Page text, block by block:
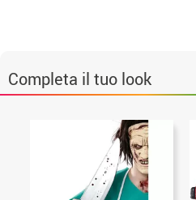
Completa il tuo look